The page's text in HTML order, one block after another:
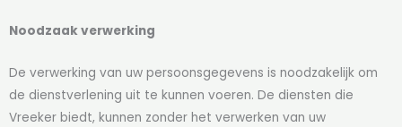
Noodzaak verwerking
De verwerking van uw persoonsgegevens is noodzakelijk om
de dienstverlening uit te kunnen voeren. De diensten die
Vreeker biedt, kunnen zonder het verwerken van uw